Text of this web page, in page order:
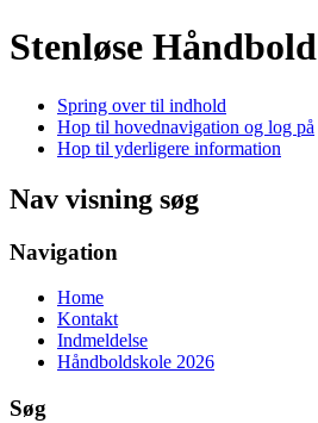
Stenløse Håndbold
Spring over til indhold
Hop til hovednavigation og log på
Hop til yderligere information
Nav visning søg
Navigation
Home
Kontakt
Indmeldelse
Håndboldskole 2026
Søg